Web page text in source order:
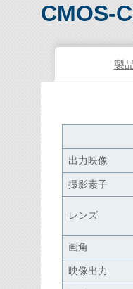
CMOS-
製
出力映像
撮影素子
レンズ
画角
映像出力